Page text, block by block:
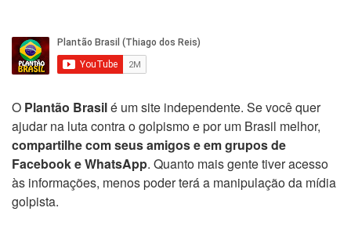
O Plantão Brasilé um site independente. Se você quer
ajudar na luta contra o golpismo e por um Brasil melhor,
compartilhe com seus amigos e em grupos de
Facebook e WhatsApp. Quanto mais gente tiver acesso
às informações, menos poder terá a manipulação da mídia
golpista.